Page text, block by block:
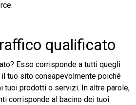
qualificato
Esso corrisponde a tutti quegli
tuo sito consapevolmente poiché
tuoi prodotti o servizi. In altre parole,
corrisponde al bacino dei tuoi